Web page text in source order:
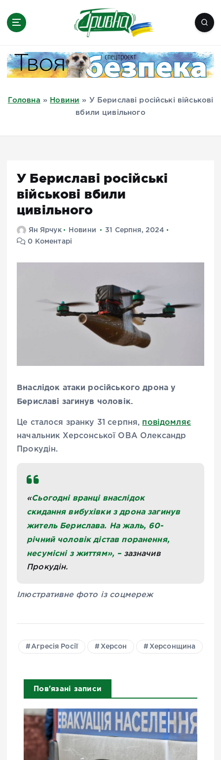
Миколаїв, Одеса, Мелітополь
Головна » Новини »
У Бериславі російські військові
вбили цивільного
У Бериславі російські
військові вбили
цивільного
Ян Ярчук Новини
31 Серпня, 2024
0 Коментарі
Внаслідок атаки російського дрона у
Бериславі загинув чоловік.
Це сталося зранку 31 серпня, повідомляє
начальник Херсонської ОВА Олександр
Прокудін.
«Сьогодні вранці внаслідок
скидання вибухівки з дрона загинув
житель Берислава. На жаль, 60-
річний чоловік дістав поранення,
несумісні з життям», – зазначив
Прокудін.
Ілюстративне фото із соцмереж
Агресія Росії Херсон Херсонщина
Пов'язані записи